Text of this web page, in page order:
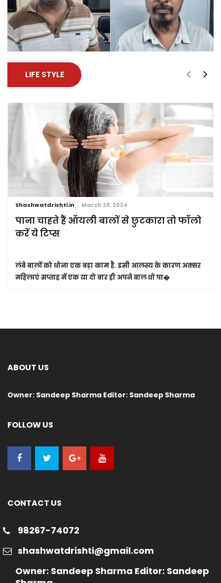
LIFE STYLE
Shashwatdrishti.in March 20, 2024
पाना चाहते हैं ऑयली बालों से छुटकारा तो फॉलो
करें ये टिप्स
लंबे बालों को धोना एक बड़ा काम है. इसी आलस्य के कारण अक्सर
महिलाएं सप्ताह में एक या दो बार ही अपने बाल धो पा�
ABOUT US
Owner: Sandeep Sharma Editor: Sandeep Sharma
FOLLOW US
CONTACT US
98267-74072
shashwatdrishti@gmail.com
Owner: Sandeep Sharma Editor: Sandeep